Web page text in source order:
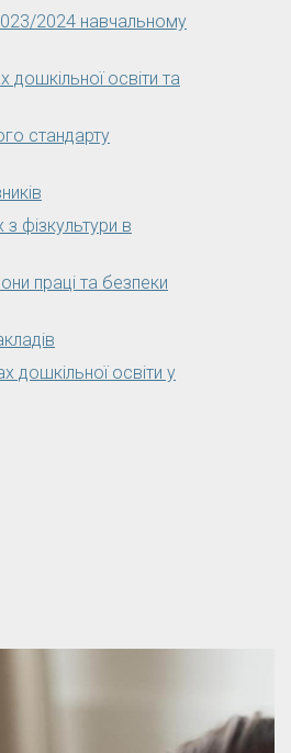
2024 навчальному
освіти та
стандарту
фізкультури в
праці та безпеки
дошкільної освіти у